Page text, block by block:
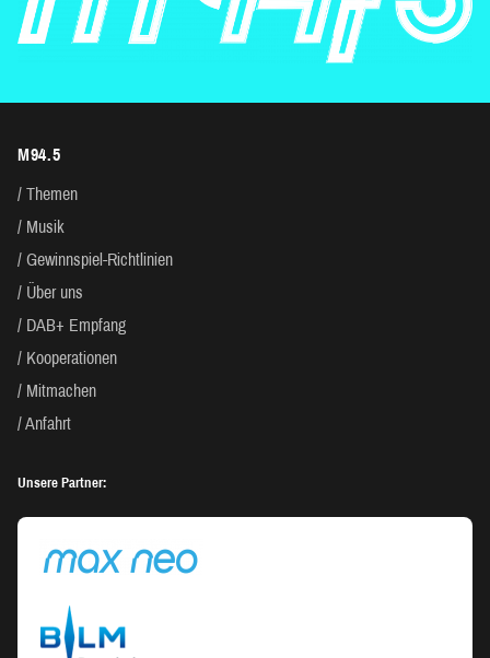
M94.5
Themen
Musik
Gewinnspiel-Richtlinien
Über uns
DAB+ Empfang
Kooperationen
Mitmachen
Anfahrt
Unsere Partner: